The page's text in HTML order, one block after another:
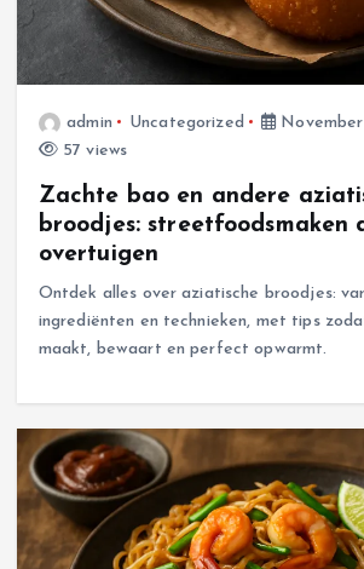
admin Uncategorized
57 views
Zachte bao en andere
broodjes: streetfoodsmaken
overtuigen
Ontdek alles over aziatische broodjes:
ingrediënten en technieken, met tips
maakt, bewaart en perfect opwarmt.